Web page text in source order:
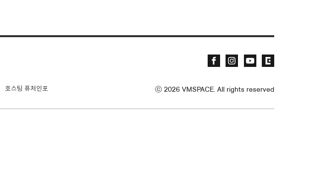
호스팅 퓨처인포 ⓒ 2026 VMSPACE. All rights reserved